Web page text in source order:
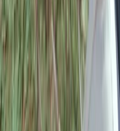
Privacy instellingen